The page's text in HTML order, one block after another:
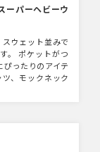
ーパーヘビーウ
ウェット並みで
。 ポケットがつ
ったりのアイテ
、モックネック